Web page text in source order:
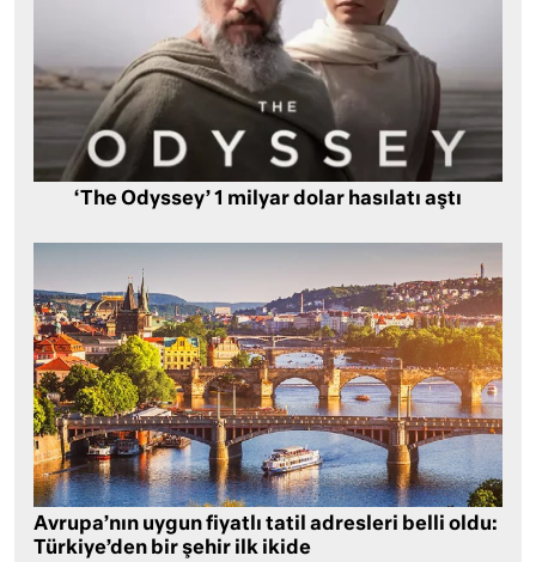
‘The Odyssey’ 1 milyar dolar hasılatı aştı
Avrupa’nın uygun fiyatlı tatil adresleri belli oldu:
Türkiye’den bir şehir ilk ikide